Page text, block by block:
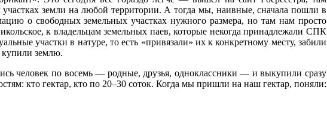
земли на любой территории. А тогда мы, наивные, сначала пошли в
о свободных земельных участках нужного размера, но там нам просто
к владельцам земельных паев, которые некогда принадлежали СПК
участки в натуре, то есть «привязали» их к конкретному месту, забили
землю.
человек по восемь — родные, друзья, одноклассники — и выкупили сразу
кто гектар, кто по 20–30 соток. Когда мы пришли на наш гектар, поняли: